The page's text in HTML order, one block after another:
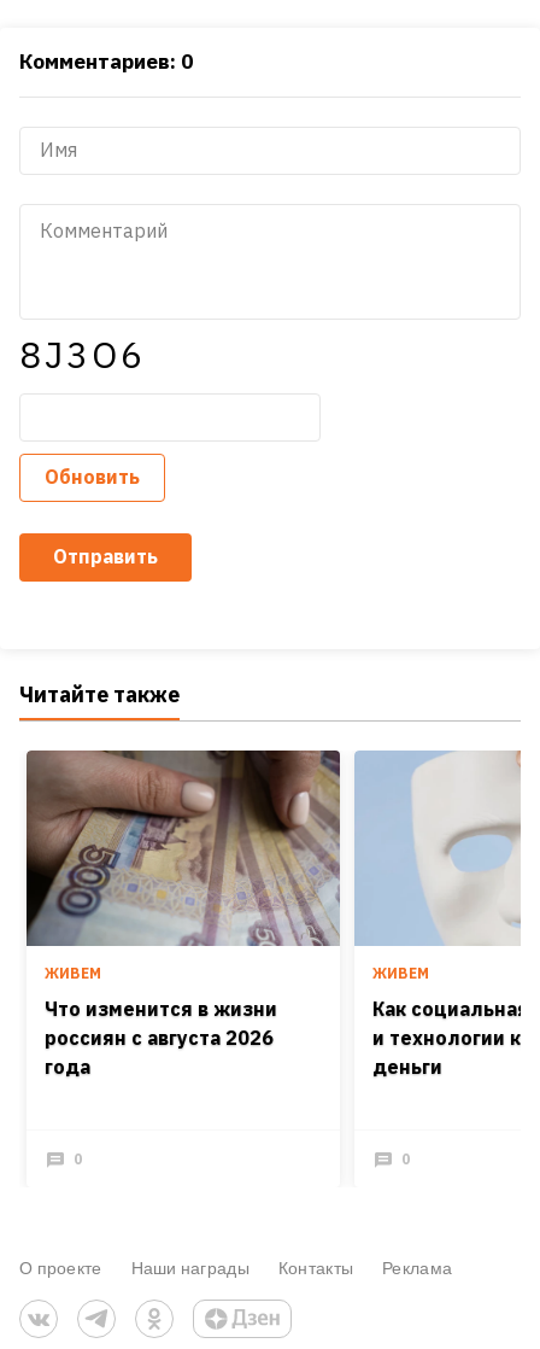
Комментариев: 0
8J3O6
Обновить
Отправить
Читайте также
ЖИВЕМ
Что изменится в жизни
россиян с августа 2026
года
0
ЖИВЕМ
Как
и технологии
деньги
0
О проекте Наши награды Контакты Реклама